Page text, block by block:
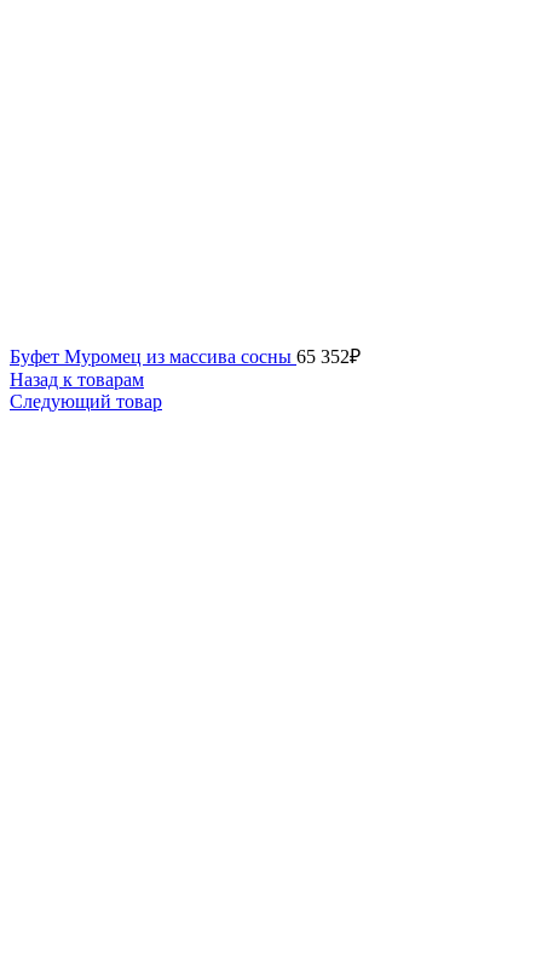
Буфет Муромец из массива сосны 65 352₽
Назад к товарам
Следующий товар